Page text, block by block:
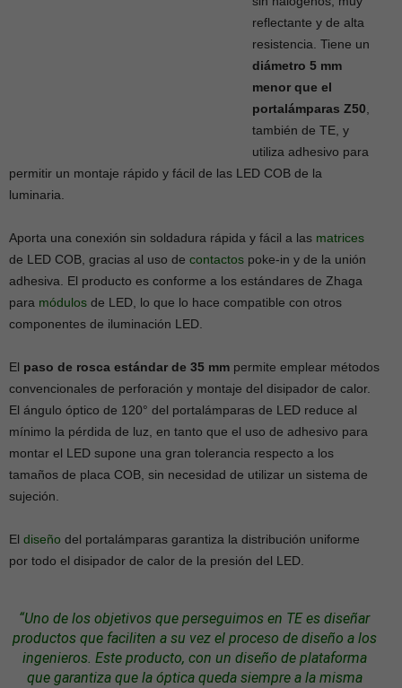
reflectante y de alta
resistencia. Tiene un
diámetro 5 mm
menor que el
portalámparas Z50
también de TE, y
utiliza adhesivo para
permitir un montaje rápido y fácil de las LED COB de la
luminaria.
Aporta una conexión sin soldadura rápida y fácil a las matrices
de LED COB, gracias al uso de contactos poke-in y de la unión
adhesiva. El producto es conforme a los estándares de Zhaga
para módulos de LED, lo que lo hace compatible con otros
componentes de iluminación LED.
El paso de rosca estándar de 35 mm permite emplear métodos
convencionales de perforación y montaje del disipador de calor.
El ángulo óptico de 120° del portalámparas de LED reduce al
mínimo la pérdida de luz, en tanto que el uso de adhesivo para
montar el LED supone una gran tolerancia respecto a los
tamaños de placa COB, sin necesidad de utilizar un sistema de
sujeción.
El diseño del portalámparas garantiza la distribución uniforme
por todo el disipador de calor de la presión del LED.
“Uno de los objetivos que perseguimos en TE es diseñar
productos que faciliten a su vez el proceso de diseño a los
ingenieros. Este producto, con un diseño de plataforma
que garantiza que la óptica queda siempre a la misma